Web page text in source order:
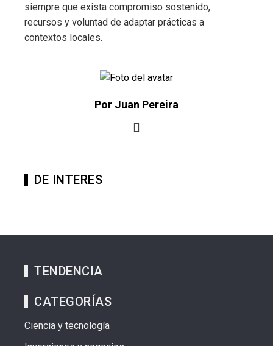
siempre que exista compromiso sostenido,
recursos y voluntad de adaptar prácticas a
contextos locales.
Por Juan Pereira
DE INTERES
TENDENCIA
CATEGORÍAS
Ciencia y tecnología